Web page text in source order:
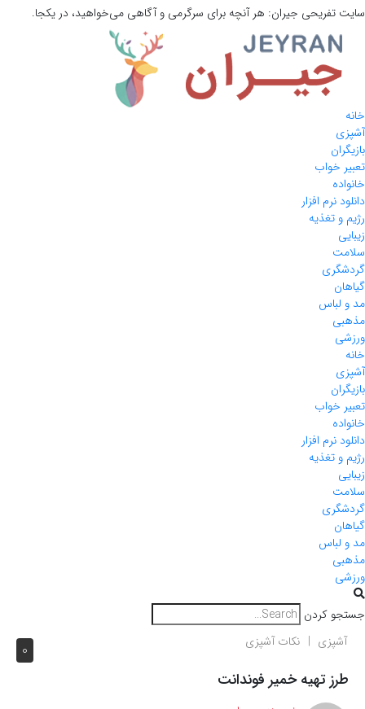
سایت تفریحی جیران: هر آنچه برای سرگرمی و آگاهی می‌خواهید، در یکجا.
خانه
آشپزی
بازیگران
تعبیر خواب
خانواده
دانلود نرم افزار
رژیم و تغذیه
زیبایی
سلامت
گردشگری
گیاهان
مد و لباس
مذهبی
ورزشی
خانه
آشپزی
بازیگران
تعبیر خواب
خانواده
دانلود نرم افزار
رژیم و تغذیه
زیبایی
سلامت
گردشگری
گیاهان
مد و لباس
مذهبی
ورزشی
جستجو کردن
0 آشپزی نکات آشپزی
طرز تهیه خمیر فوندانت